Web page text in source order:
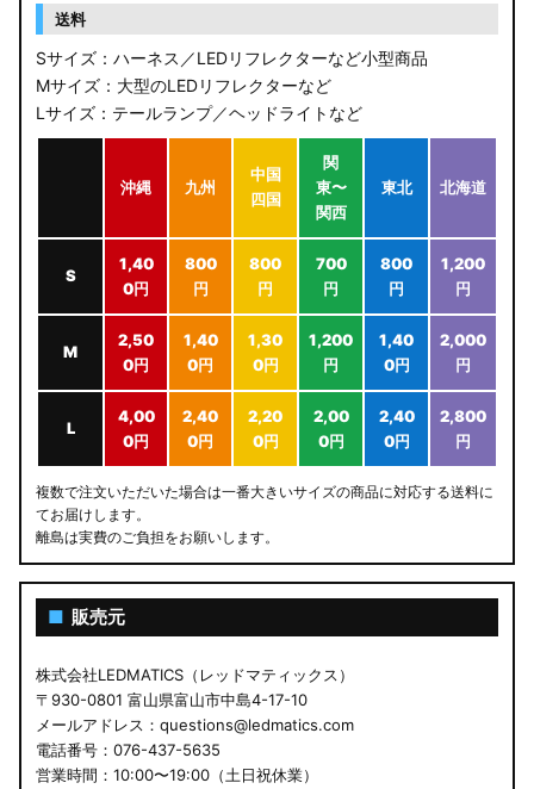
送料
Sサイズ：ハーネス／LEDリフレクターなど小型商品
Mサイズ：大型のLEDリフレクターなど
Lサイズ：テールランプ／ヘッドライトなど
沖縄 九州
中国
四国
関
東〜
関西
東北 北海道
S
1,40
0円
800
円
800
円
700
円
800
円
1,200
円
M
2,50
0円
1,40
0円
1,30
0円
1,200
円
1,40
0円
2,000
円
L
4,00
0円
2,40
0円
2,20
0円
2,00
0円
2,40
0円
2,800
円
複数で注文いただいた場合は一番大きいサイズの商品に対応する送料に
てお届けします。
離島は実費のご負担をお願いします。
■ 販売元
株式会社LEDMATICS（レッドマティックス）
〒930-0801 富山県富山市中島4-17-10
メールアドレス：questions@ledmatics.com
電話番号：076-437-5635
営業時間：10:00〜19:00（土日祝休業）